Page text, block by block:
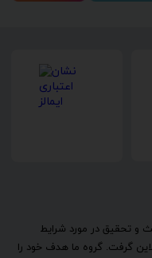
با بحث و تحقیق در مورد شرایط
گرفت. گروه ما هدف خود را